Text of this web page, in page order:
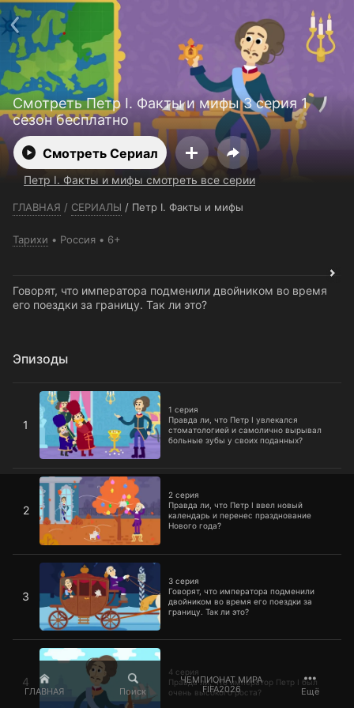
ГЛАВНАЯ Поиск
ЧЕМПИОНАТ МИРА
FIFA2026
Ещё
Смотреть Петр I. Факты и мифы 3 серия 1
сезон бесплатно
Смотреть Сериал
Петр I. Факты и мифы смотреть все серии
ГЛАВНАЯ / СЕРИАЛЫ / Петр I. Факты и мифы
Тарихи Россия 6+
Говорят, что императора подменили двойником во время
его поездки за границу. Так ли это?
Эпизоды
1
1 серия
Правда ли, что Петр I увлекался
стоматологией и самолично вырывал
больные зубы у своих поданных?
1 серия
2
2 серия
Правда ли, что Петр I ввел новый
календарь и перенес празднование
Нового года?
2 серия
3
3 серия
Говорят, что императора подменили
двойником во время его поездки за
границу. Так ли это?
3 серия
4
4 серия
Правда ли, что император Петр I был
очень высокого роста?
4 серия
Телефон поддержки: +7 (727) 323 10 92
Пользовательское соглашение
Политика конфиденциальности
Открыть приложение
Ввести промокод